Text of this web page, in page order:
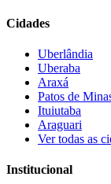
Cidades
Uberlândia
Uberaba
Araxá
Patos de
Ituiutaba
Araguari
Ver todas as
Institucional